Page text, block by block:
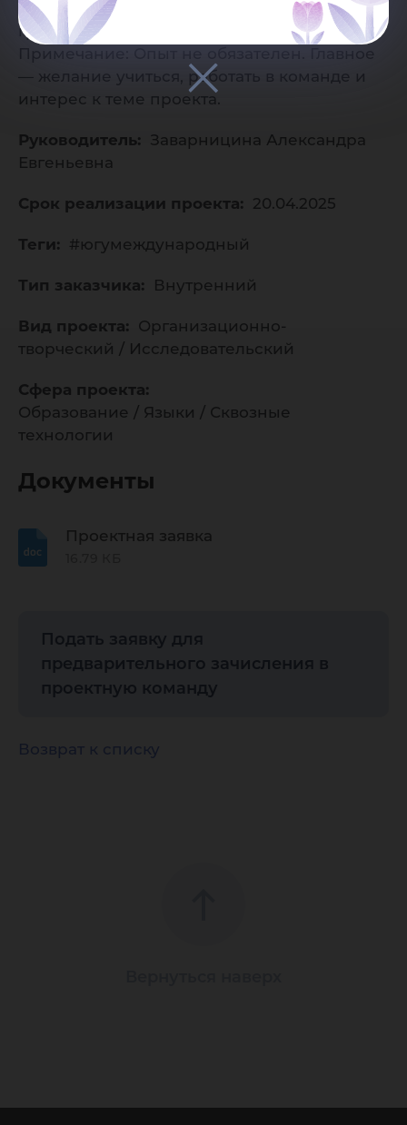
к творческой работе Задачи: наполнение
группы ВК о реализации проекта
Примечание: Опыт не обязателен. Главное
— желание учиться, работать в команде и
интерес к теме проекта.
Руководитель: Заварницина Александра
Евгеньевна
Срок реализации проекта: 20.04.2025
Теги: #югумеждународный
Тип заказчика: Внутренний
Вид проекта: Организационно-
творческий / Исследовательский
Сфера проекта:
Образование / Языки / Сквозные
технологии
Документы
Проектная заявка
Подать заявку для
предварительного зачисления в
проектную команду
Возврат к списку